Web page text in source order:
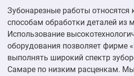
Зубонарезные работы относятся
способам обработки деталей из
Использование
оборудования позволяет фирме
выполнять широкий спектр
Самаре по низким расценкам.